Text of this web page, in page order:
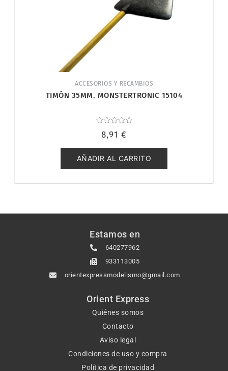
ACCESORIOS Y RECAMBIOS
TIMÓN 35MM. MONSTERTRONIC 15104
con
de
5
8,91 €
AÑADIR AL CARRITO
Estamos en
640277962
933113005
orientexpressmodelismo@gmail.com
Orient Express
Quiénes somos
Contacto
Aviso legal
Condiciones de uso y compra
Política de privacidad